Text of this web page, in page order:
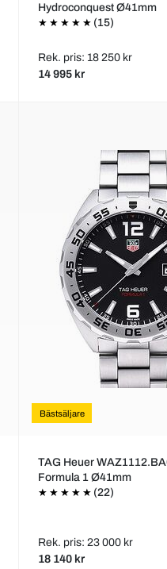
Hydroconquest Ø41mm
(15)
Rek. pris: 18 250 kr
14 995 kr
Bästsäljare
TAG Heuer
Formula 1 Ø41mm
(22)
Rek. pris: 23 000 kr
18 140 kr